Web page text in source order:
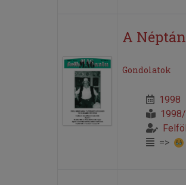
A
Gondolatok
1998
=>